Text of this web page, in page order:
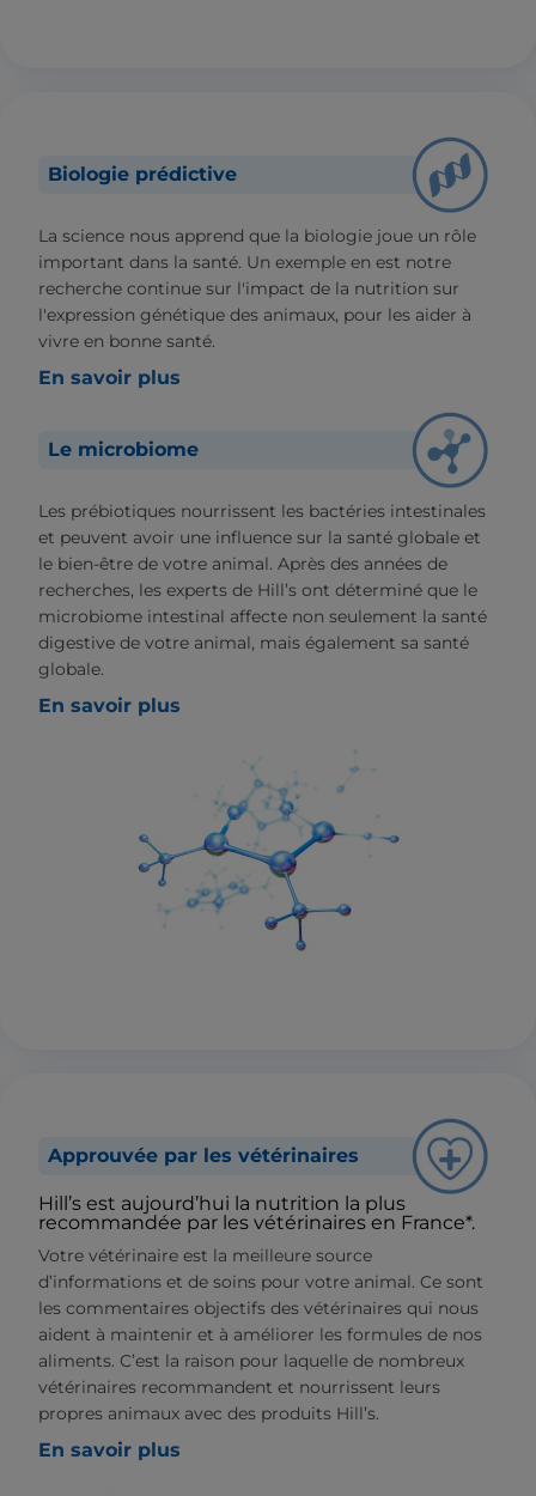
Biologie prédictive
La science nous apprend que la biologie joue un rôle
important dans la santé. Un exemple en est notre
recherche continue sur l'impact de la nutrition sur
l'expression génétique des animaux, pour les aider à
vivre en bonne santé.
En savoir plus
Le microbiome
Les prébiotiques nourrissent les bactéries intestinales
et peuvent avoir une influence sur la santé globale et
le bien-être de votre animal. Après des années de
recherches, les experts de Hill’s ont déterminé que le
microbiome intestinal affecte non seulement la santé
digestive de votre animal, mais également sa santé
globale.
En savoir plus
Approuvée par les vétérinaires
Hill’s est aujourd’hui la nutrition la plus
recommandée par les vétérinaires en France*.
Votre vétérinaire est la meilleure source
d’informations et de soins pour votre animal. Ce sont
les commentaires objectifs des vétérinaires qui nous
aident à maintenir et à améliorer les formules de nos
aliments. C’est la raison pour laquelle de nombreux
vétérinaires recommandent et nourrissent leurs
propres animaux avec des produits Hill’s.
En savoir plus